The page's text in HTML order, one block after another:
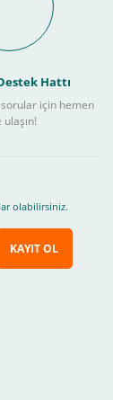
Hattı
sorular için hemen
ulaşın!
olabilirsiniz.
KAYIT OL